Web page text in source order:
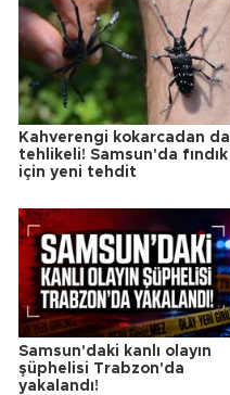
Kahverengi kokarcadan da
tehlikeli! Samsun'da fındık
için yeni tehdit
Samsun'daki kanlı olayın
şüphelisi Trabzon'da
yakalandı!